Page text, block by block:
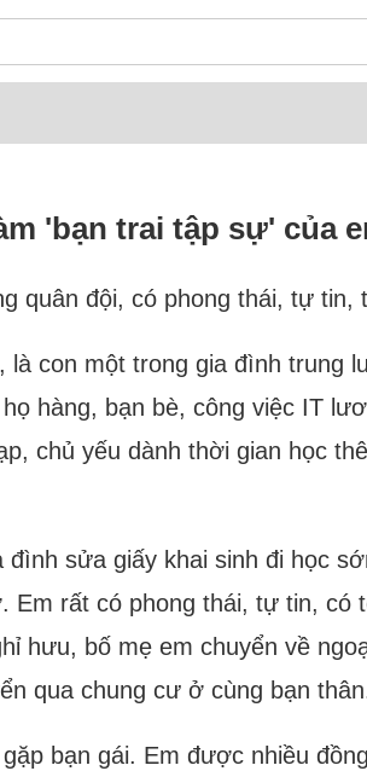
'bạn trai tập sự' của
quân đội, có phong thái, tự
con một trong gia đình trung
hàng, bạn bè, công việc IT
chủ yếu dành thời gian học
sửa giấy khai sinh đi học
rất có phong thái, tự tin, có
hưu, bố mẹ em chuyển về
qua chung cư ở cùng bạn
bạn gái. Em được nhiều